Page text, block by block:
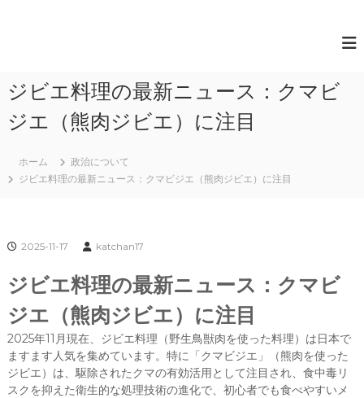
ジビエ料理の最新ニュース：クマビ
ジエ（熊肉ジビエ）に注目
ホーム
政治について
ジビエ料理の最新ニュース：クマビジエ（熊肉ジビエ）に注目
2025-11-17 katchan17
ジビエ料理の最新ニュース：クマビ
ジエ（熊肉ジビエ）に注目
2025年11月現在、ジビエ料理（野生鳥獣肉を使った料理）は日本で
ますます人気を集めています。特に「クマビジエ」（熊肉を使った
ジビエ）は、駆除されたクマの有効活用として注目され、食中毒リ
スクを抑えた衛生的な処理技術の進化で、初心者でも食べやすいメ